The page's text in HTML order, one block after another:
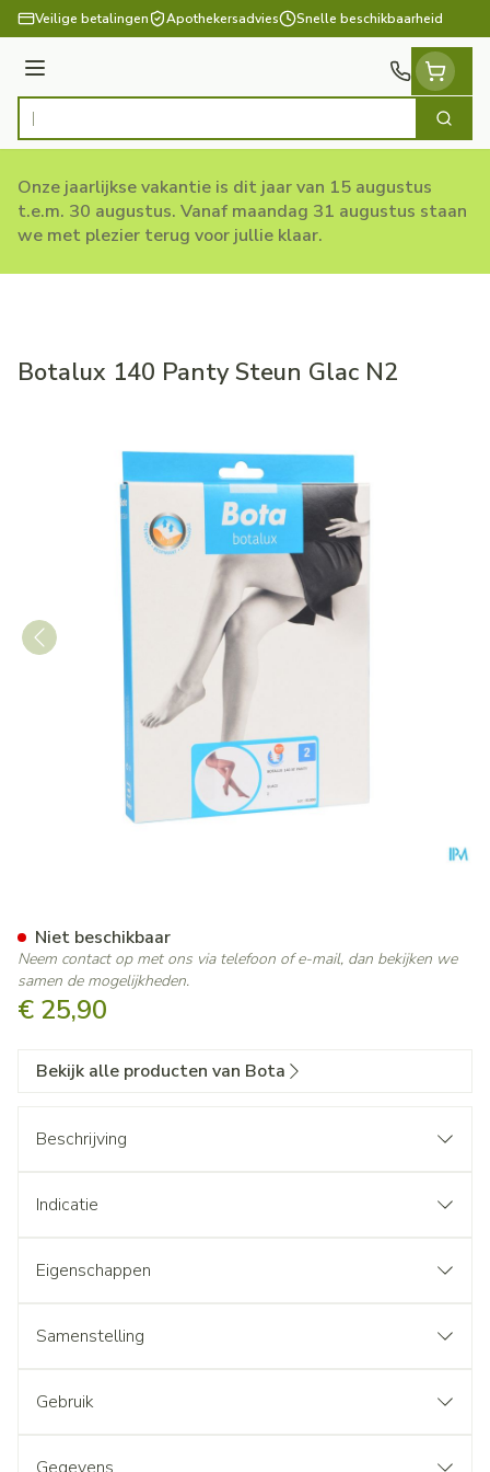
Ga naar de inhoud
Veilige betalingen Apothekersadvies Snelle beschikbaarheid
Menu
Product, merk, categorie... Zoek
Onze jaarlijkse vakantie is dit jaar van 15 augustus
t.e.m. 30 augustus. Vanaf maandag 31 augustus staan
we met plezier terug voor jullie klaar.
Botalux 140 Panty Steun Glac N2
€ 25,90
Niet beschikbaar
Neem contact op met ons via telefoon of e-mail, dan bekijken we
samen de mogelijkheden.
Bekijk alle producten van Bota
Beschrijving
Indicatie
Eigenschappen
Samenstelling
Gebruik